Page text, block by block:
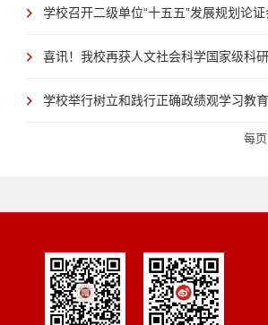
学校召开二级单位“十五五”发展规划论证
喜讯！我校再获人文社会科学国家级科
学校举行树立和践行正确政绩观学习教
每页